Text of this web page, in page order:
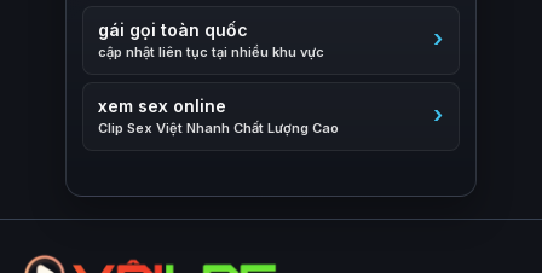
gái gọi toàn quốc
cập nhật liên tục tại nhiều khu vực
xem sex online
Clip Sex Việt Nhanh Chất Lượng Cao